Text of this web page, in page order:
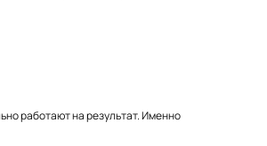
работают на результат. Именно